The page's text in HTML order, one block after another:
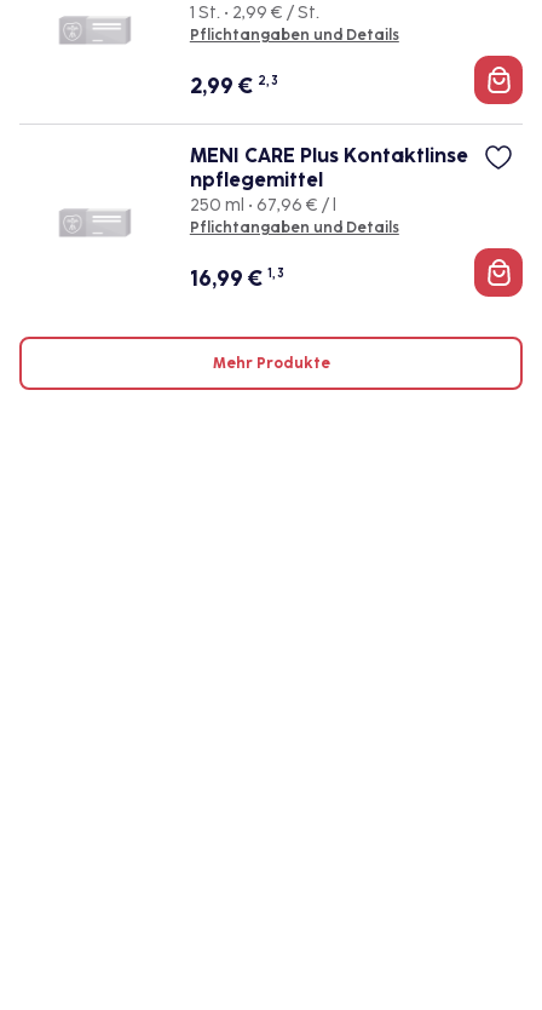
1 St. • 2,99 € / St.
Pflichtangaben und Details
2,99 € 2, 3
MENI CARE Plus Kontaktlinse
npflegemittel
250 ml • 67,96 € / l
Pflichtangaben und Details
16,99 € 1, 3
Mehr Produkte